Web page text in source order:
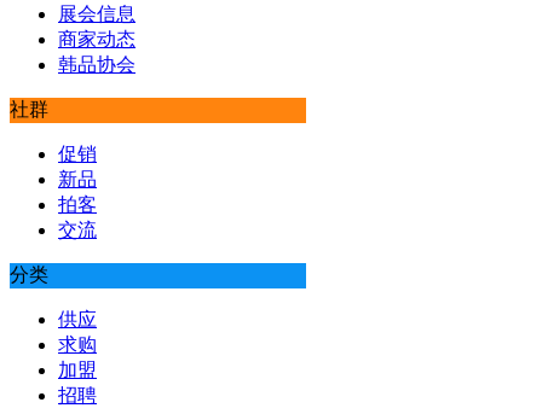
展会信息
商家动态
韩品协会
社群
促销
新品
拍客
交流
分类
供应
求购
加盟
招聘